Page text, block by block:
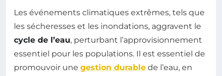
Les événements climatiques extrêmes, tels que
les sécheresses et les inondations, aggravent le
cycle de l’eau, perturbant l’approvisionnement
essentiel pour les populations. Il est essentiel de
promouvoir une gestion durable de l’eau, en